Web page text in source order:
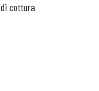
cottura